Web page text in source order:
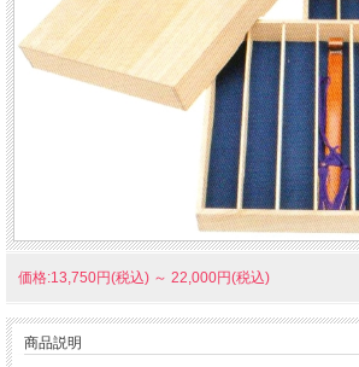
価格:13,750円(税込) ～ 22,000円(税込)
商品説明